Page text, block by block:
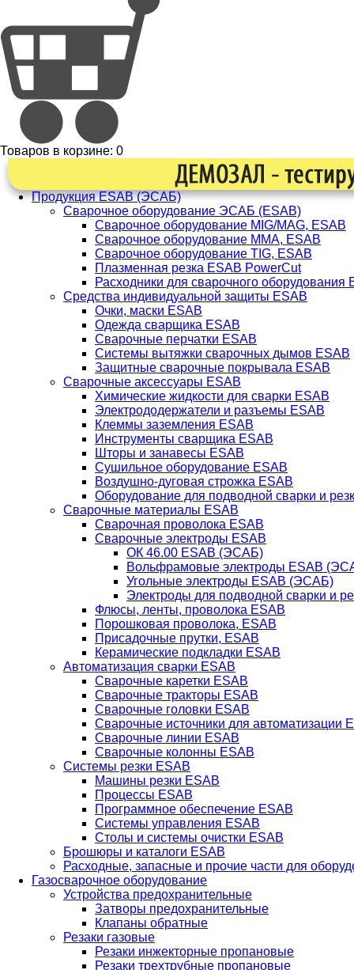
Товаров в корзине: 0
Продукция ESAB (ЭСАБ)
Сварочное оборудование ЭСАБ (ESAB)
Сварочное оборудование MIG/MAG, ESAB
Сварочное оборудование ММА, ESAB
Сварочное оборудование TIG, ESAB
Плазменная резка ESAB PowerCut
Расходники для сварочного оборудования
Средства индивидуальной защиты ESAB
Очки, маски ESAB
Одежда сварщика ESAB
Сварочные перчатки ESAB
Системы вытяжки сварочных дымов ESAB
Защитные сварочные покрывала ESAB
Сварочные аксессуары ESAB
Химические жидкости для сварки ESAB
Электрододержатели и разъемы ESAB
Клеммы заземления ESAB
Инструменты сварщика ESAB
Шторы и занавесы ESAB
Сушильное оборудование ESAB
Воздушно-дуговая строжка ESAB
Оборудование для подводной сварки и
Сварочные материалы ESAB
Сварочная проволока ESAB
Сварочные электроды ESAB
ОК 46.00 ESAB (ЭСАБ)
Вольфрамовые электроды ESAB
Угольные электроды ESAB (ЭСАБ)
Электроды для подводной сварки и
Флюсы, ленты, проволока ESAB
Порошковая проволока, ESAB
Присадочные прутки, ESAB
Керамические подкладки ESAB
Автоматизация сварки ESAB
Сварочные каретки ESAB
Сварочные тракторы ESAB
Сварочные головки ESAB
Сварочные источники для автоматизации
Сварочные линии ESAB
Сварочные колонны ESAB
Системы резки ESAB
Машины резки ESAB
Процессы ESAB
Программное обеспечение ESAB
Системы управления ESAB
Столы и системы очистки ESAB
Брошюры и каталоги ESAB
Расходные, запасные и прочие части для
Газосварочное оборудование
Устройства предохранительные
Затворы предохранительные
Клапаны обратные
Резаки газовые
Резаки инжекторные пропановые
Резаки трехтрубные пропановые